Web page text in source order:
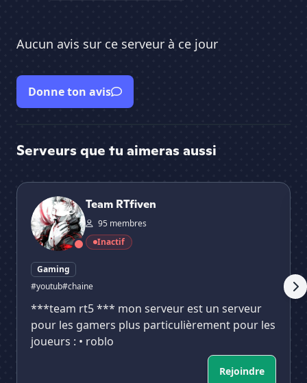
Aucun avis sur ce serveur à ce jour
Donne ton avis
Serveurs que tu aimeras aussi
Team RTfiven
Team RTfiven
95 membres
Inactif
Gaming
#youtub#chaine
***team rt5 *** mon serveur est un serveur
pour les gamers plus particulièrement pour les
joueurs : • roblo
Rejoindre